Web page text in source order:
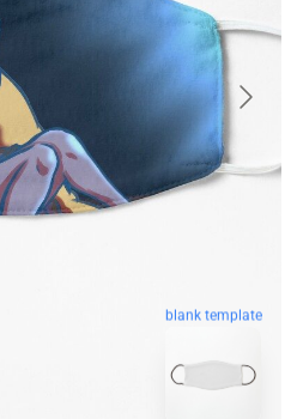
blank template